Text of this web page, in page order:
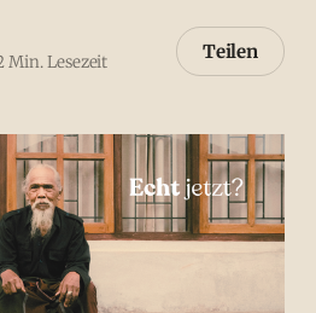
Min. Lesezeit Teilen